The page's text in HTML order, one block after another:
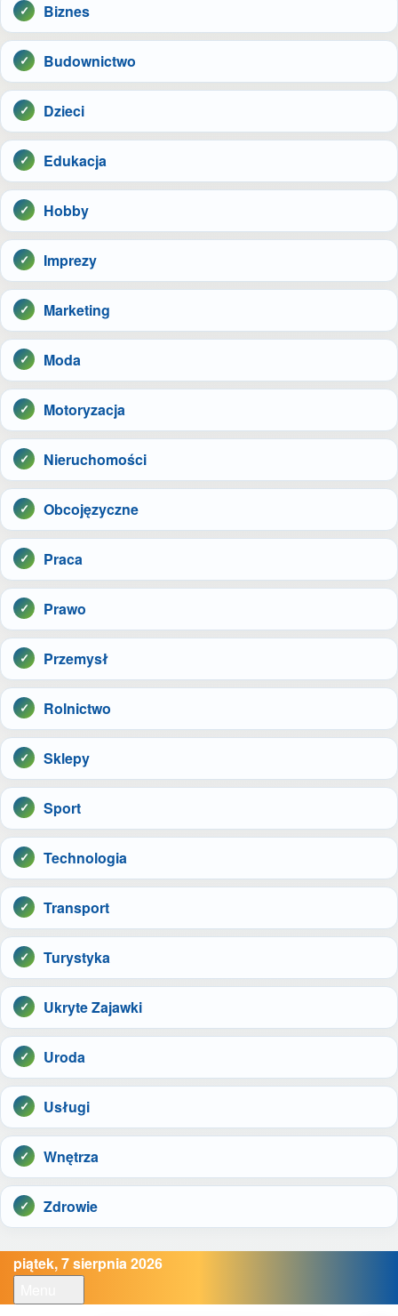
Biznes
Budownictwo
Dzieci
Edukacja
Hobby
Imprezy
Marketing
Moda
Motoryzacja
Nieruchomości
Obcojęzyczne
Praca
Prawo
Przemysł
Rolnictwo
Sklepy
Sport
Technologia
Transport
Turystyka
Ukryte Zajawki
Uroda
Usługi
Wnętrza
Zdrowie
piątek, 7 sierpnia 2026